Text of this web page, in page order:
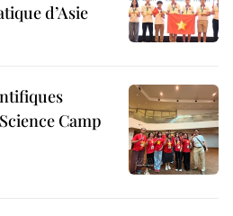
d’Asie
Camp